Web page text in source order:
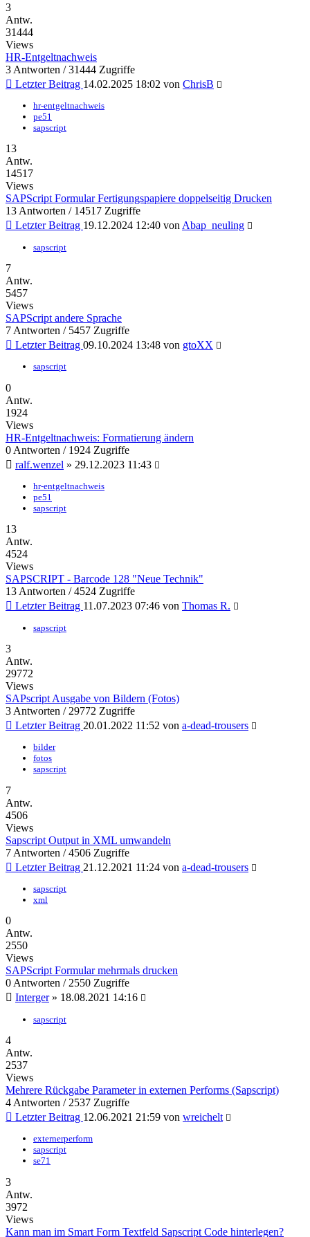
3
Antw.
31444
Views
HR-Entgeltnachweis
3 Antworten / 31444 Zugriffe
Letzter Beitrag 14.02.2025 18:02 von ChrisB
hr-entgeltnachweis
pe51
sapscript
13
Antw.
14517
Views
SAPScript Formular Fertigungspapiere doppelseitig Drucken
13 Antworten / 14517 Zugriffe
Letzter Beitrag 19.12.2024 12:40 von Abap_neuling
sapscript
7
Antw.
5457
Views
SAPScript andere Sprache
7 Antworten / 5457 Zugriffe
Letzter Beitrag 09.10.2024 13:48 von gtoXX
sapscript
0
Antw.
1924
Views
HR-Entgeltnachweis: Formatierung ändern
0 Antworten / 1924 Zugriffe
ralf.wenzel » 29.12.2023 11:43
hr-entgeltnachweis
pe51
sapscript
13
Antw.
4524
Views
SAPSCRIPT - Barcode 128 "Neue Technik"
13 Antworten / 4524 Zugriffe
Letzter Beitrag 11.07.2023 07:46 von Thomas R.
sapscript
3
Antw.
29772
Views
SAPscript Ausgabe von Bildern (Fotos)
3 Antworten / 29772 Zugriffe
Letzter Beitrag 20.01.2022 11:52 von a-dead-trousers
bilder
fotos
sapscript
7
Antw.
4506
Views
Sapscript Output in XML umwandeln
7 Antworten / 4506 Zugriffe
Letzter Beitrag 21.12.2021 11:24 von a-dead-trousers
sapscript
xml
0
Antw.
2550
Views
SAPScript Formular mehrmals drucken
0 Antworten / 2550 Zugriffe
Interger» 18.08.2021 14:16
sapscript
4
Antw.
2537
Views
Mehrere Rückgabe Parameter in externen Performs (Sapscript)
4 Antworten / 2537 Zugriffe
Letzter Beitrag 12.06.2021 21:59 von wreichelt
externerperform
sapscript
se71
3
Antw.
3972
Views
Kann man im Smart Form Textfeld Sapscript Code hinterlegen?